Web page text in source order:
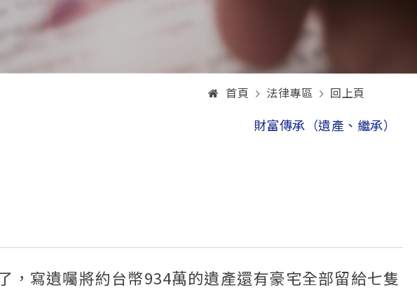
首頁 法律專區 回上頁
財富傳承（遺產、繼承）
寫遺囑將約台幣934萬的遺產還有豪宅全部留給七隻